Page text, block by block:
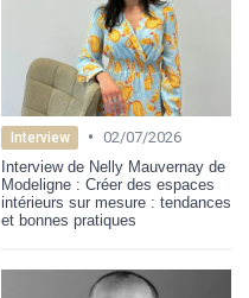
Interview • 02/07/2026
Interview de Nelly Mauvernay de
Modeligne : Créer des espaces
intérieurs sur mesure : tendances
et bonnes pratiques